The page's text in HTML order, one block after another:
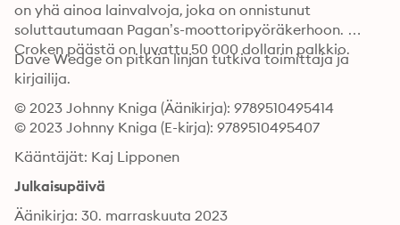
on yhä ainoa lainvalvoja, joka on onnistunut
soluttautumaan Pagan’s-moottoripyöräkerhoon.
Croken päästä on luvattu 50 000 dollarin palkkio.
Dave Wedge on pitkän linjan tutkiva toimittaja ja
kirjailija.
© 2023 Johnny Kniga (Äänikirja): 9789510495414
© 2023 Johnny Kniga (E-kirja): 9789510495407
Kääntäjät: Kaj Lipponen
Julkaisupäivä
Äänikirja: 30. marraskuuta 2023